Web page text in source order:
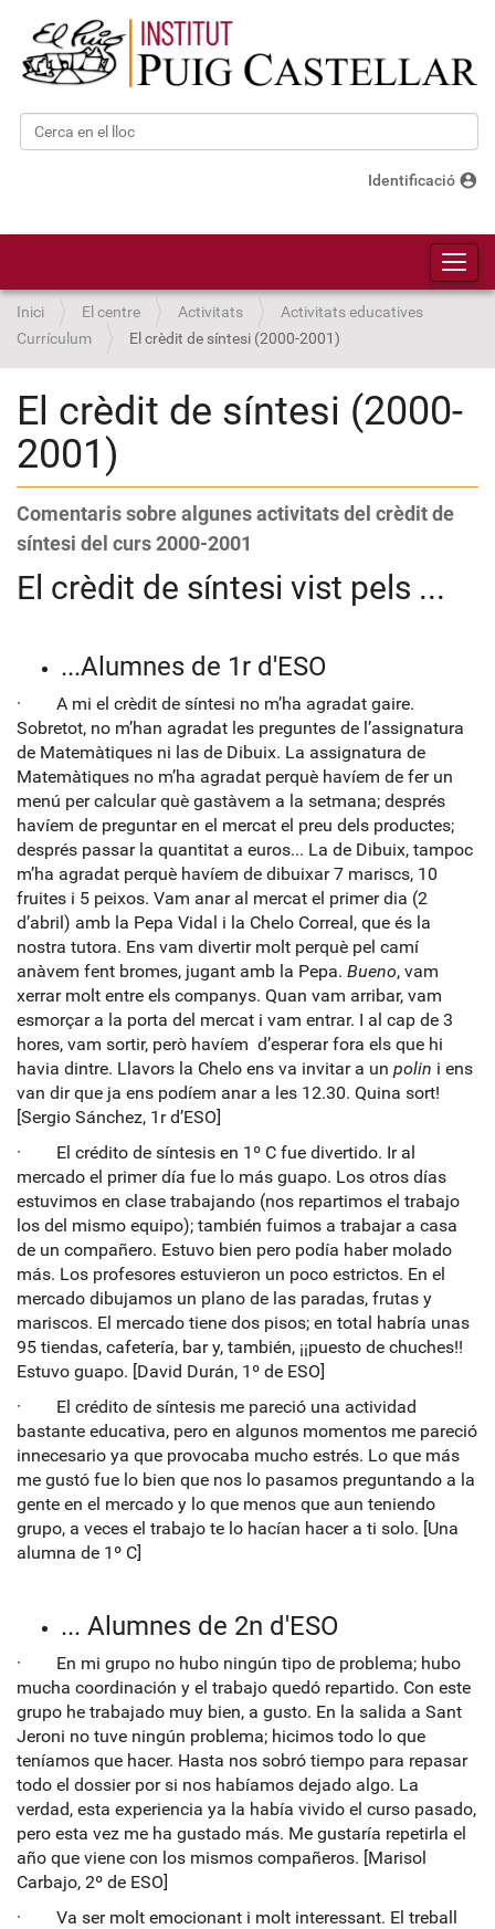
Cerca
Identificació account_circle
Inici El centre Activitats
Activitats educatives
Currículum
El crèdit de síntesi (2000-2001)
El crèdit de síntesi (2000-
2001)
Comentaris sobre algunes activitats del crèdit de
síntesi del curs 2000-2001
El crèdit de síntesi vist pels ...
...Alumnes de 1r d'ESO
· A mi el crèdit de síntesi no m’ha agradat gaire.
Sobretot, no m’han agradat les preguntes de l’assignatura
de Matemàtiques ni las de Dibuix. La assignatura de
Matemàtiques no m’ha agradat perquè havíem de fer un
menú per calcular què gastàvem a la setmana; després
havíem de preguntar en el mercat el preu dels productes;
després passar la quantitat a euros... La de Dibuix, tampoc
m’ha agradat perquè havíem de dibuixar 7 mariscs, 10
fruites i 5 peixos. Vam anar al mercat el primer dia (2
d’abril) amb la Pepa Vidal i la Chelo Correal, que és la
nostra tutora. Ens vam divertir molt perquè pel camí
anàvem fent bromes, jugant amb la Pepa. Bueno, vam
xerrar molt entre els companys. Quan vam arribar, vam
esmorçar a la porta del mercat i vam entrar. I al cap de 3
hores, vam sortir, però havíem d’esperar fora els que hi
havia dintre. Llavors la Chelo ens va invitar a un polin i ens
van dir que ja ens podíem anar a les 12.30. Quina sort!
[Sergio Sánchez, 1r d’ESO]
· El crédito de síntesis en 1º C fue divertido. Ir al
mercado el primer día fue lo más guapo. Los otros días
estuvimos en clase trabajando (nos repartimos el trabajo
los del mismo equipo); también fuimos a trabajar a casa
de un compañero. Estuvo bien pero podía haber molado
más. Los profesores estuvieron un poco estrictos. En el
mercado dibujamos un plano de las paradas, frutas y
mariscos. El mercado tiene dos pisos; en total habría unas
95 tiendas, cafetería, bar y, también, ¡¡puesto de chuches!!
Estuvo guapo. [David Durán, 1º de ESO]
· El crédito de síntesis me pareció una actividad
bastante educativa, pero en algunos momentos me pareció
innecesario ya que provocaba mucho estrés. Lo que más
me gustó fue lo bien que nos lo pasamos preguntando a la
gente en el mercado y lo que menos que aun teniendo
grupo, a veces el trabajo te lo hacían hacer a ti solo. [Una
alumna de 1º C]
... Alumnes de 2n d'ESO
· En mi grupo no hubo ningún tipo de problema; hubo
mucha coordinación y el trabajo quedó repartido. Con este
grupo he trabajado muy bien, a gusto. En la salida a Sant
Jeroni no tuve ningún problema; hicimos todo lo que
teníamos que hacer. Hasta nos sobró tiempo para repasar
todo el dossier por si nos habíamos dejado algo. La
verdad, esta experiencia ya la había vivido el curso pasado,
pero esta vez me ha gustado más. Me gustaría repetirla el
año que viene con los mismos compañeros. [Marisol
Carbajo, 2º de ESO]
· Va ser molt emocionant i molt interessant. El treball